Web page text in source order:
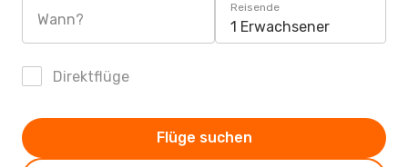
Wann?
Reisende
1 Erwachsener
Direktflüge
Flüge suchen